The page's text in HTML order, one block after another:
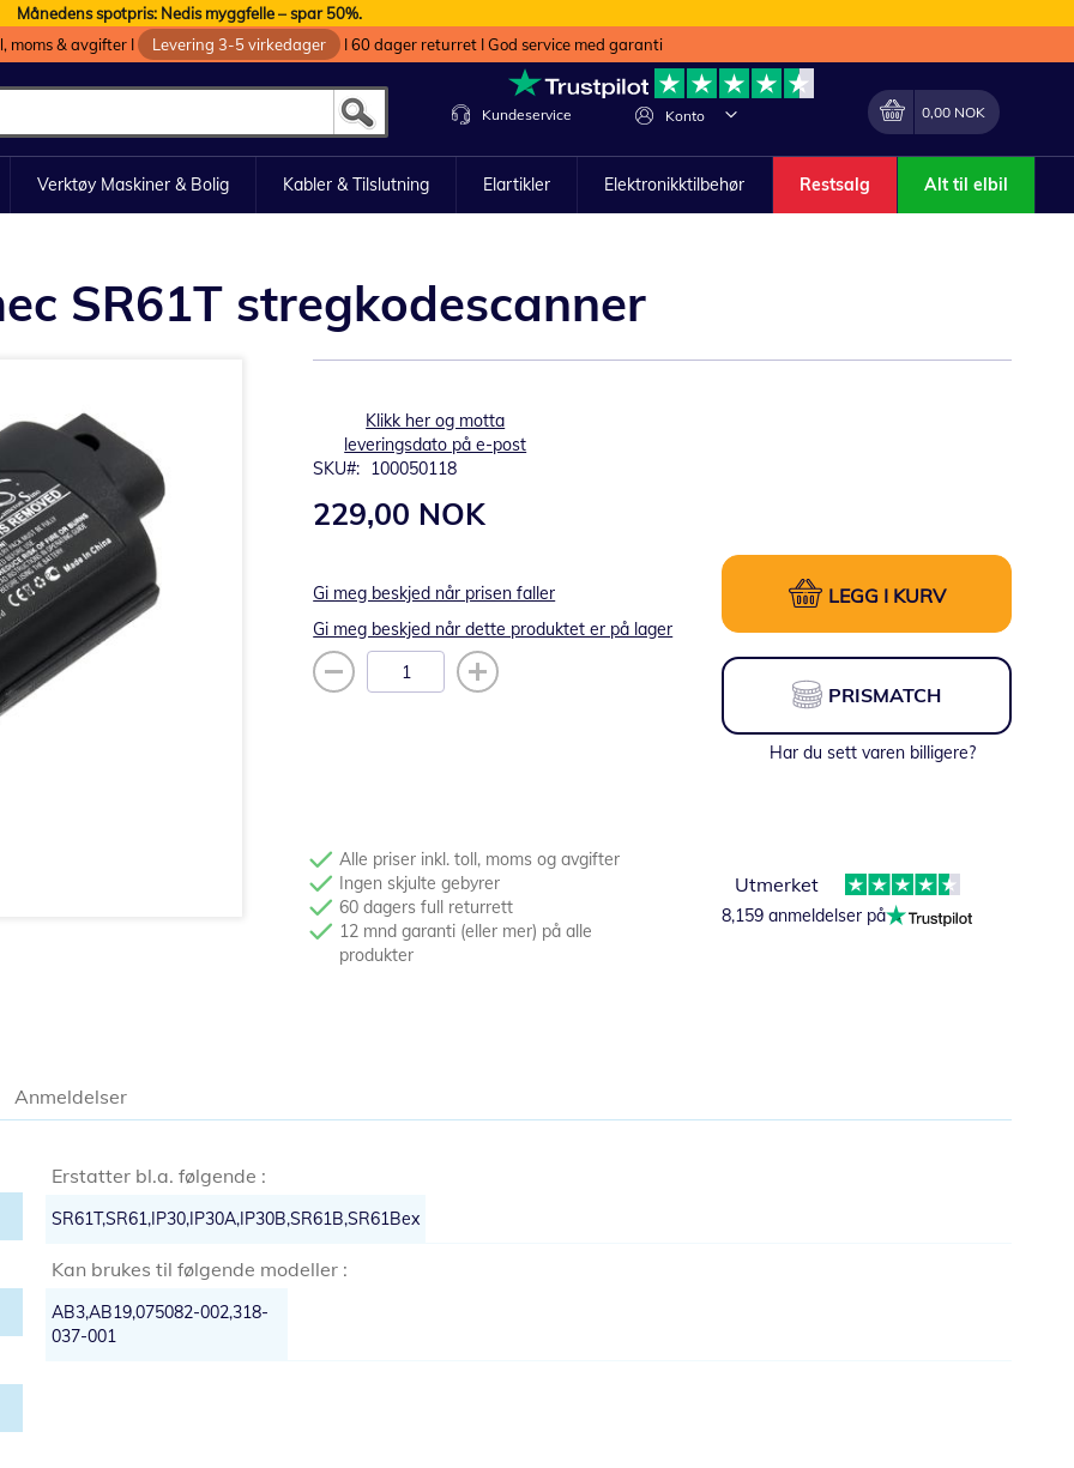
Månedens spotpris: Nedis myggfelle – spar 50%.
moms & avgifter I
Levering 3-5 virkedager I 60 dager returret I God service med garanti
Konto Endring
Min handlekurv
0,00 NOK
Kundeservice
Verktøy Maskiner & Bolig Kabler & Tilslutning Elartikler Elektronikktilbehør Restsalg Alt til elbil
SR61T stregkodescanner
Klikk her og motta
leveringsdato på e-post
SKU
100050118
229,00 NOK
Gi meg beskjed når prisen faller
Gi meg beskjed når dette produktet er på lager
LEGG I KURV
PRISMATCH
Har du sett varen billigere?
Alle priser inkl. toll, moms og avgifter
Ingen skjulte gebyrer
60 dagers full returrett
12 mnd garanti (eller mer) på alle
produkter
Utmerket
8,159 anmeldelser på
Erstatter bl.a. følgende :
SR61T,SR61,IP30,IP30A,IP30B,SR61B,SR61Bex
Kan brukes til følgende modeller :
AB3,AB19,075082-002,318-
037-001
Anmeldelser